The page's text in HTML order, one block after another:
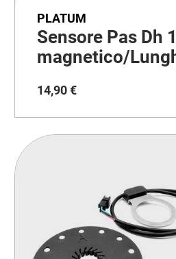
PLATUM
Sensore Pas Dh
magnetico/
14,90 €